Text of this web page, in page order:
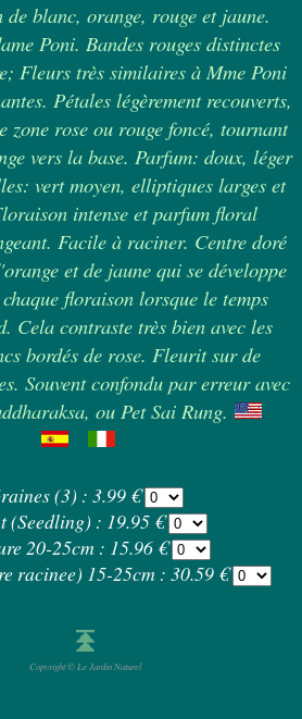
de blanc, orange, rouge et jaune.
Poni. Bandes rouges distinctes
Fleurs très similaires à Mme Poni
Pétales légèrement recouverts,
zone rose ou rouge foncé, tournant
vers la base. Parfum: doux, léger
vert moyen, elliptiques larges et
intense et parfum floral
Facile à raciner. Centre doré
et de jaune qui se développe
floraison lorsque le temps
Cela contraste très bien avec les
bordés de rose. Fleurit sur de
Souvent confondu par erreur avec
ou Pet Sai Rung.
(3) : 3.99 €
(Seedling) : 19.95 €
20-25cm : 15.96 €
racinee) 15-25cm : 30.59 €
Copyright © Le Jardin Naturel